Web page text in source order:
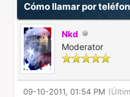
Cómo llamar por
Nkd
Moderator
09-10-2011, 01:54 PM